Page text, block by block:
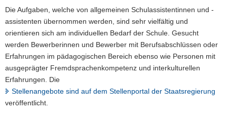
Die Aufgaben, welche von allgemeinen Schulassistentinnen und -
assistenten übernommen werden, sind sehr vielfältig und
orientieren sich am individuellen Bedarf der Schule. Gesucht
werden Bewerberinnen und Bewerber mit Berufsabschlüssen oder
Erfahrungen im pädagogischen Bereich ebenso wie Personen mit
ausgeprägter Fremdsprachenkompetenz und interkulturellen
Erfahrungen. Die
Stellenangebote sind auf dem Stellenportal der Staatsregierung
veröffentlicht.